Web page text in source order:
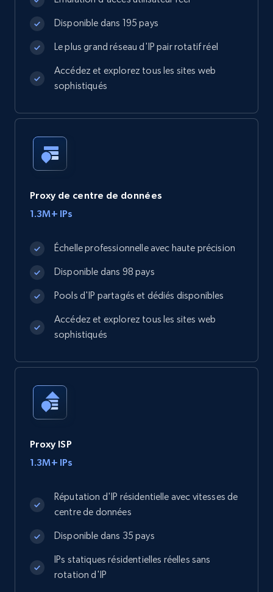
Disponible dans 195 pays
Le plus grand réseau d'IP pair rotatif réel
Accédez et explorez tous les sites web
sophistiqués
Proxy de centre de données
1.3M+ IPs
Échelle professionnelle avec haute précision
Disponible dans 98 pays
Pools d'IP partagés et dédiés disponibles
Accédez et explorez tous les sites web
sophistiqués
Proxy ISP
1.3M+ IPs
Réputation d'IP résidentielle avec vitesses de
centre de données
Disponible dans 35 pays
IPs statiques résidentielles réelles sans
rotation d'IP